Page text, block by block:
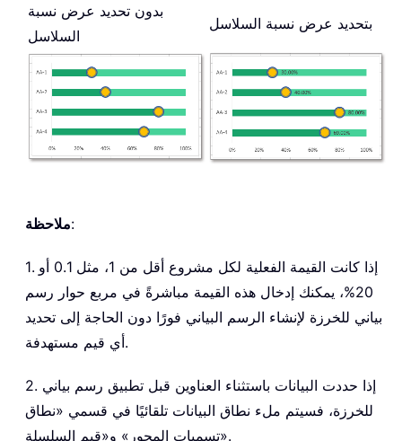
بدون تحديد عرض نسبة
السلاسل
بتحديد عرض نسبة السلاسل
ملاحظة:
1. إذا كانت القيمة الفعلية لكل مشروع أقل من 1، مثل 0.1 أو
20%، يمكنك إدخال هذه القيمة مباشرةً في مربع حوار رسم
بياني للخرزة لإنشاء الرسم البياني فورًا دون الحاجة إلى تحديد
أي قيم مستهدفة.
2. إذا حددت البيانات باستثناء العناوين قبل تطبيق رسم بياني
للخرزة، فسيتم ملء نطاق البيانات تلقائيًا في قسمي «نطاق
تسميات المحور» و«قيم السلسلة».